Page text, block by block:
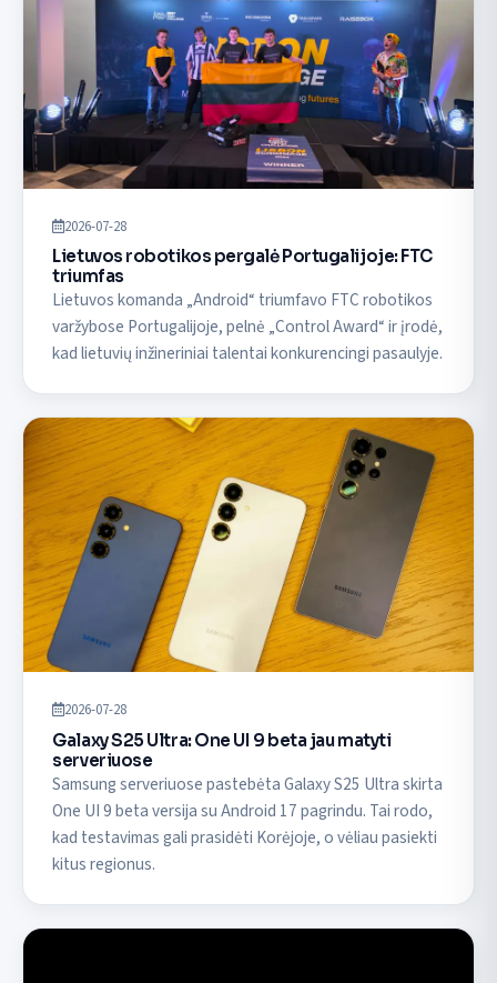
2026-07-28
Lietuvos robotikos pergalė Portugalijoje: FTC
triumfas
Lietuvos komanda „Android“ triumfavo FTC robotikos
varžybose Portugalijoje, pelnė „Control Award“ ir įrodė,
kad lietuvių inžineriniai talentai konkurencingi pasaulyje.
2026-07-28
Galaxy S25 Ultra: One UI 9 beta jau matyti
serveriuose
Samsung serveriuose pastebėta Galaxy S25 Ultra skirta
One UI 9 beta versija su Android 17 pagrindu. Tai rodo,
kad testavimas gali prasidėti Korėjoje, o vėliau pasiekti
kitus regionus.